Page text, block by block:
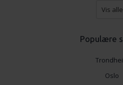
Vis alle
Populære
Oslo